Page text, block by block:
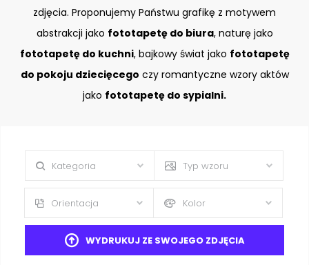
zdjęcia. Proponujemy Państwu grafikę z motywem
abstrakcji jako fototapetę do biura, naturę jako
fototapetę do kuchni, bajkowy świat jako fototapetę
do pokoju dziecięcego czy romantyczne wzory aktów
jako fototapetę do sypialni.
Kategoria Typ wzoru
Orientacja Kolor
WYDRUKUJ ZE SWOJEGO ZDJĘCIA